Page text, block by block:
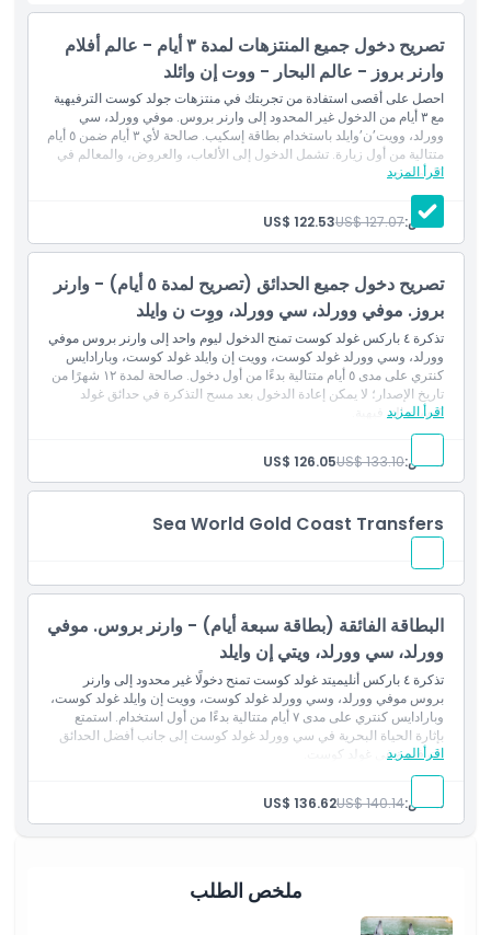
المتضمنات
سياسة الأطفال والبالغين
الاستثناءات
غير مناسب لـ
ساعات العمل
ما يجب معرفته
الموقع
كيفية الوصول إلى هناك
الشروط والأحكام
سياسة الإلغاء
تصريح دخول جميع المنتزهات لمدة ٣ أيام - عالم أفلام
وارنر بروز - عالم البحار - ووت إن وائلد
احصل على أقصى استفادة من تجربتك في منتزهات جولد كوست الترفيهية
مع ٣ أيام من الدخول غير المحدود إلى وارنر بروس. موفي وورلد، سي
وورلد، وويت’ن’وايلد باستخدام بطاقة إسكيب. صالحة لأي ٣ أيام ضمن ٥ أيام
متتالية من أول زيارة. تشمل الدخول إلى الألعاب، والعروض، والمعالم في
كل منتزه.
اقرأ المزيد
الشموليات
بطاقة دخول لمدة ٣ أيام للمعالم السياحية
دخول إلى: وارنر بروس موفي وورلد
دخول إلى: سي وورلد
شخص:US$ 127.07
US$ 122.53
تصريح دخول جميع الحدائق (تصريح لمدة ٥ أيام) - وارنر
بروز. موفي وورلد، سي وورلد، ووِت ن وايلد
تذكرة ٤ باركس غولد كوست تمنح الدخول ليوم واحد إلى وارنر بروس موفي
وورلد، وسي وورلد غولد كوست، وويت إن وايلد غولد كوست، وبارادايس
كنتري على مدى ٥ أيام متتالية بدءًا من أول دخول. صالحة لمدة ١٢ شهرًا من
تاريخ الإصدار؛ لا يمكن إعادة الدخول بعد مسح التذكرة في حدائق غولد
كوست الترفيهية.
اقرأ المزيد
المتضمنات
تذكرة دخول ليوم واحد إلى عالم وارنر براذرز للأفلام
تذكرة دخول ليوم واحد إلى عالم البحار - الساحل الذهبي
تذكرة دخول ليوم واحد إلى ويت ن وايلد - الساحل الذهبي
تاريخ الإصدار
شخص:US$ 133.10
US$ 126.05
Sea World Gold Coast Transfers
البطاقة الفائقة (بطاقة سبعة أيام) - وارنر بروس. موفي
وورلد، سي وورلد، ويتي إن وايلد
تذكرة ٤ باركس أنليميتد غولد كوست تمنح دخولًا غير محدود إلى وارنر
بروس موفي وورلد، وسي وورلد غولد كوست، وويت إن وايلد غولد كوست،
وبارادايس كنتري على مدى ٧ أيام متتالية بدءًا من أول استخدام. استمتع
بإثارة الحياة البحرية في سي وورلد غولد كوست إلى جانب أفضل الحدائق
الترفيهية في غولد كوست.
اقرأ المزيد
المتضمنات
دخول غير محدود إلى عالم وارنر براذرز للأفلام
دخول غير محدود إلى عالم البحار - الساحل الذهبي
شخص:US$ 140.14
US$ 136.62
ملخص الطلب